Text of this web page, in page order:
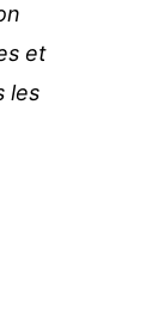
et
les